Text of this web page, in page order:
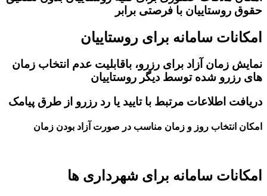
حقوق روستاییان با فرصتی برابر
امکانات سامانه برای روستاییان
نمایش زمان آزاد برای رزرو، باقابلیت عدم انتخاب زمان
های رزرو شده توسط دیگر روستاییان
دریافت اطلاعات مرتبط با تایید یا رد رزرو از طرق پیامک
امکان انتخاب روز و زمان مناسب در صورت آزاد بودن زمان
امکانات سامانه برای شهرداری ها